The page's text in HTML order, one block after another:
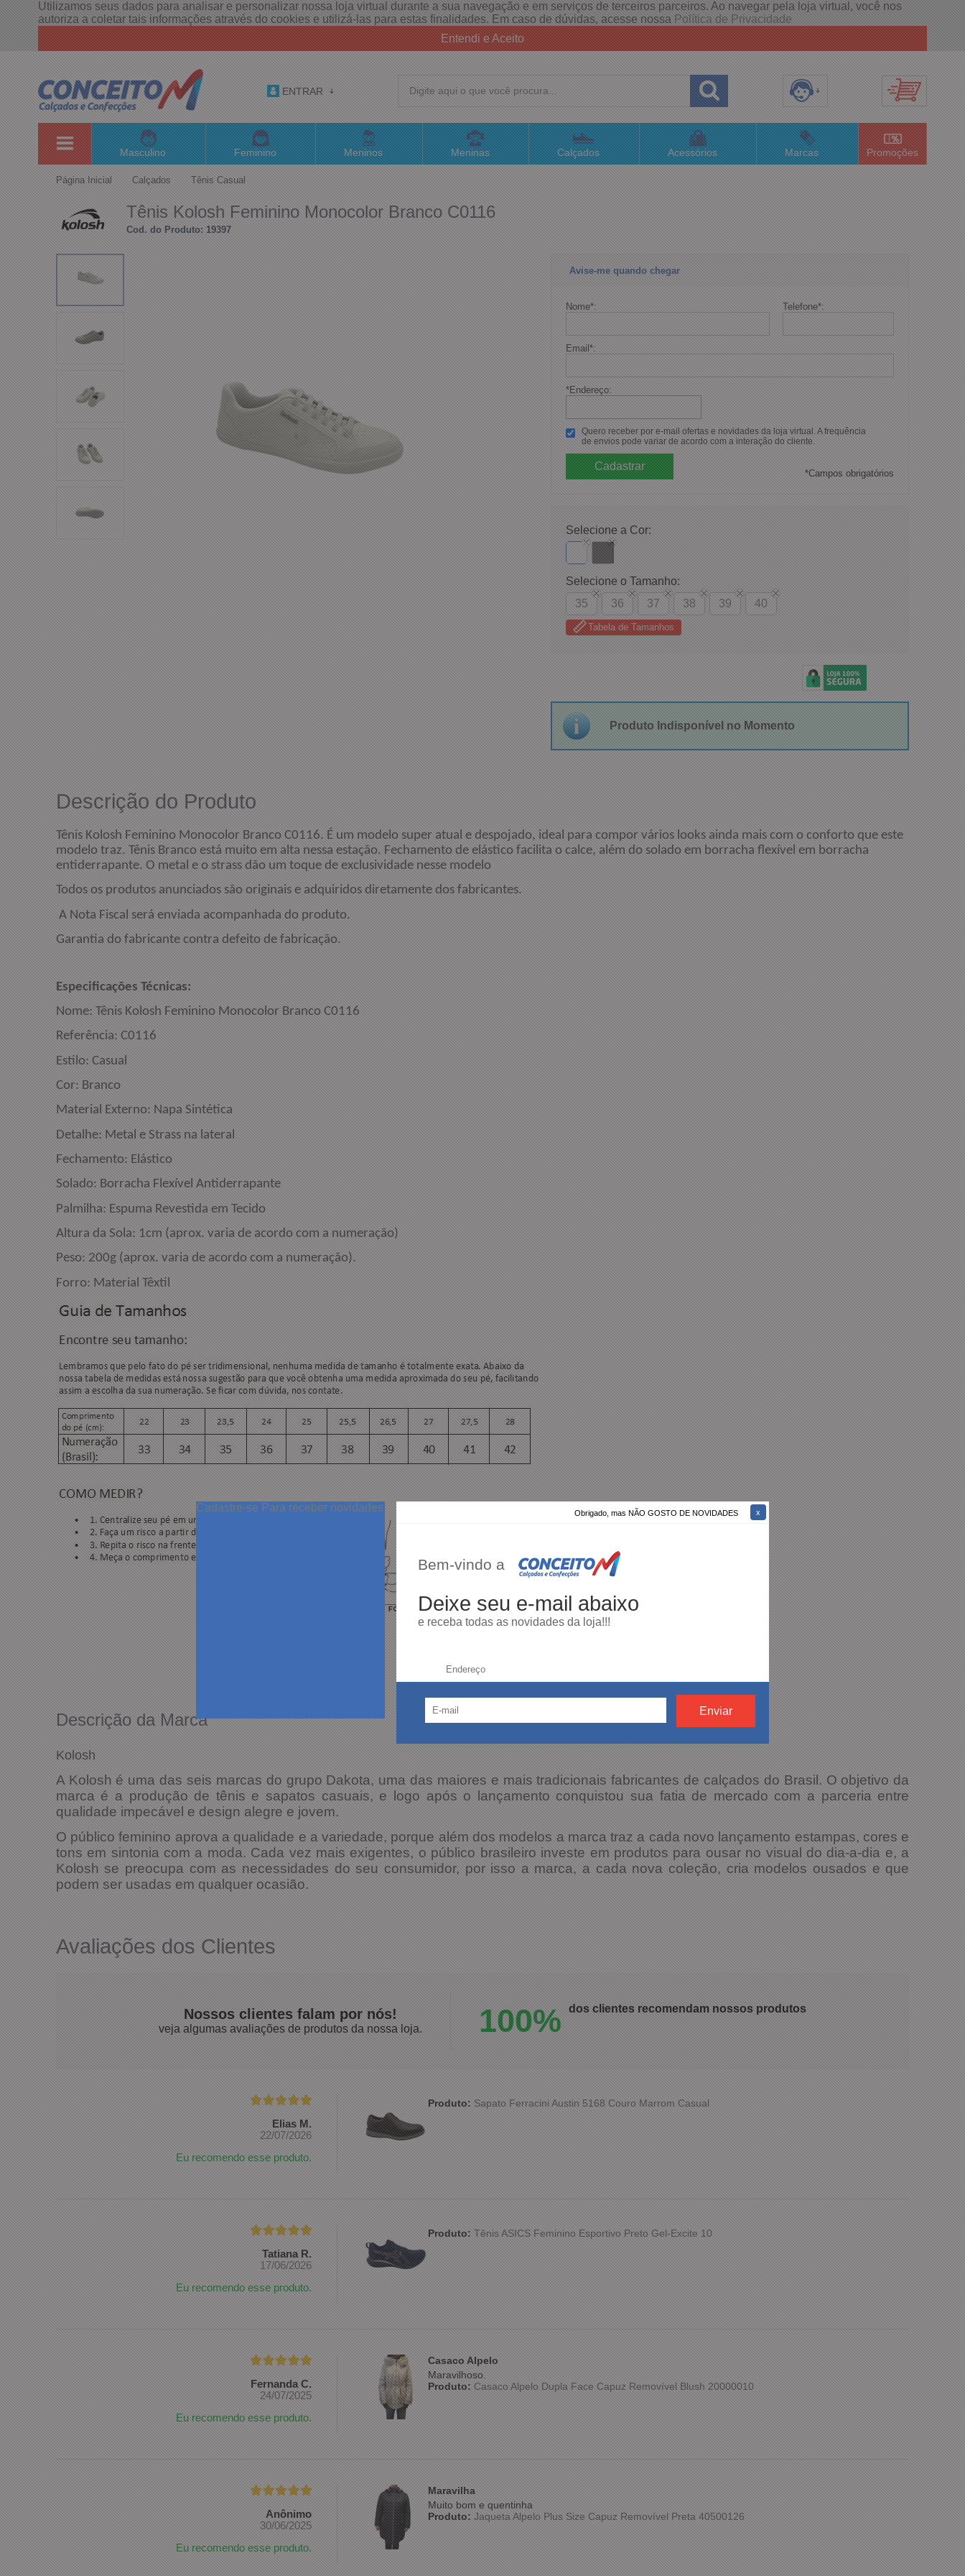
Utilizamos seus dados para analisar e personalizar nossa loja virtual durante a sua navegação e em serviços de terceiros parceiros. Ao navegar pela loja virtual, você nos
autoriza a coletar tais informações através do cookies e utilizá-las para estas finalidades. Em caso de dúvidas, acesse nossaPolítica de Privacidade
Entendi e Aceito
Obrigado, mas NÃO GOSTO DE NOVIDADES
Cadastre-se Para receber novidades
Bem-vindo a
Deixe seu e-mail abaixo
e receba todas as novidades da loja!!!
Endereço:
ENTRAR
(48) 3658-4820
(48)996063435
sac@lojaconceitom.com.br
Atendimento Online
Masculino Feminino Meninos Meninas Calçados Acessórios Marcas Promoções
Página Inicial Calçados Tênis Casual
Tênis Kolosh Feminino Monocolor Branco C0116
Cod. do Produto: 19397
Avise-me quando chegar
Nome*: Telefone*:
Email*:
*Endereço:
Quero receber por e-mail ofertas e novidades da loja virtual. A frequência
de envios pode variar de acordo com a interação do cliente.
*Campos obrigatórios
Selecione a Cor:
Selecione o Tamanho:
35
36 37 38 39 40
Tabela de Tamanhos
Produto Indisponível no Momento
Descrição do Produto
Tênis Kolosh Feminino Monocolor Branco C0116. É um modelo super atual e despojado, ideal para compor vários looks ainda mais com o conforto que este
modelo traz. Tênis Branco está muito em alta nessa estação. Fechamento de elástico facilita o calce, além do solado em borracha flexível em borracha
entiderrapante. O metal e o strass dão um toque de exclusividade nesse modelo
Todos os produtos anunciados são originais e adquiridos diretamente dos fabricantes.
A Nota Fiscal será enviada acompanhada do produto.
Garantia do fabricante contra defeito de fabricação.
Especificações Técnicas:
Nome: Tênis Kolosh Feminino Monocolor Branco C0116
Referência: C0116
Estilo: Casual
Cor: Branco
Material Externo: Napa Sintética
Detalhe: Metal e Strass na lateral
Fechamento: Elástico
Solado: Borracha Flexível Antiderrapante
Palmilha: Espuma Revestida em Tecido
Altura da Sola: 1cm (aprox. varia de acordo com a numeração)
Peso: 200g (aprox. varia de acordo com a numeração).
Forro: Material Têxtil
Descrição da Marca
Kolosh
A Kolosh é uma das seis marcas do grupo Dakota, uma das maiores e mais tradicionais fabricantes de calçados do Brasil. O objetivo da
marca é a produção de tênis e sapatos casuais, e logo após o lançamento conquistou sua fatia de mercado com a parceria entre
qualidade impecável e design alegre e jovem.
O público feminino aprova a qualidade e a variedade, porque além dos modelos a marca traz a cada novo lançamento estampas, cores e
tons em sintonia com a moda. Cada vez mais exigentes, o público brasileiro investe em produtos para ousar no visual do dia-a-dia e, a
Kolosh se preocupa com as necessidades do seu consumidor, por isso a marca, a cada nova coleção, cria modelos ousados e que
podem ser usadas em qualquer ocasião.
Avaliações dos Clientes
Nossos clientes falam por nós!
veja algumas avaliações de produtos da nossa loja. 100% dos clientes recomendam nossos produtos
Elias M.
22/07/2026
Eu recomendo esse produto.
Produto:Sapato Ferracini Austin 5168 Couro Marrom Casual
Tatiana R.
17/06/2026
Eu recomendo esse produto.
Produto:Tênis ASICS Feminino Esportivo Preto Gel-Excite 10
Fernanda C.
24/07/2025
Eu recomendo esse produto.
Casaco Alpelo
Maravilhoso.
Produto:Casaco Alpelo Dupla Face Capuz Removível Blush 20000010
Anônimo
30/06/2025
Eu recomendo esse produto.
Maravilha
Muito bom e quentinha
Produto:Jaqueta Alpelo Plus Size Capuz Removível Preta 40500126